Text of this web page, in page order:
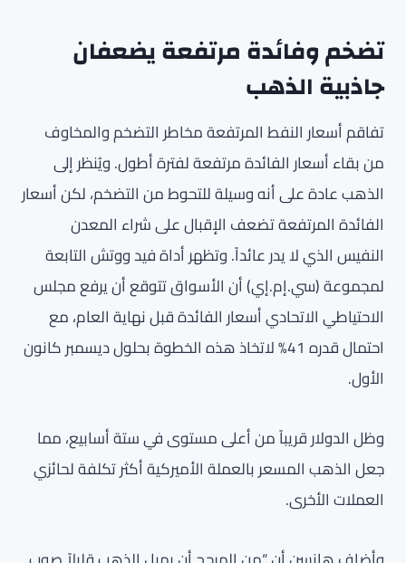
تضخم وفائدة مرتفعة يضعفان
جاذبية الذهب
تفاقم أسعار النفط المرتفعة مخاطر التضخم والمخاوف
من بقاء أسعار الفائدة مرتفعة لفترة أطول. ويُنظر إلى
الذهب عادة على أنه وسيلة للتحوط من التضخم، لكن أسعار
الفائدة المرتفعة تضعف الإقبال على شراء المعدن
النفيس الذي لا يدر عائداً. وتظهر أداة فيد ووتش التابعة
لمجموعة (سي.إم.إي) أن الأسواق تتوقع أن يرفع مجلس
الاحتياطي الاتحادي أسعار الفائدة قبل نهاية العام، مع
احتمال قدره 41% لاتخاذ هذه الخطوة بحلول ديسمبر كانون
الأول.
وظل الدولار قريباً من أعلى مستوى في ستة أسابيع، مما
جعل الذهب المسعر بالعملة الأميركية أكثر تكلفة لحائزي
العملات الأخرى.